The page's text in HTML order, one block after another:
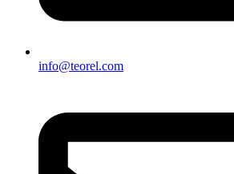
info@teorel.com